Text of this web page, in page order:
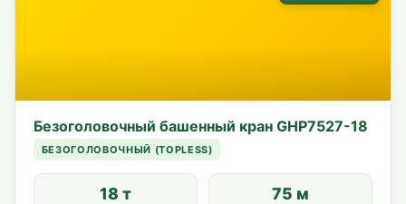
Безоголовочный башенный кран GHP7527-18
БЕЗОГОЛОВОЧНЫЙ (TOPLESS)
18 т 75 м